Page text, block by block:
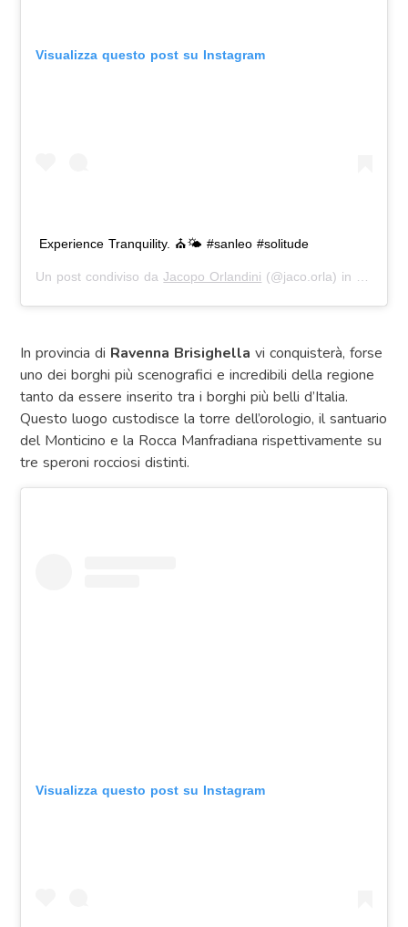
Visualizza questo post su Instagram
Experience Tranquility. ⛪🌤 #sanleo #solitude
Un post condiviso daJacopo Orlandini (@jaco.orla) in data:
In provincia di Ravenna Brisighella vi conquisterà, forse
uno dei borghi più scenografici e incredibili della regione
tanto da essere inserito tra i borghi più belli d’Italia.
Questo luogo custodisce la torre dell’orologio, il santuario
del Monticino e la Rocca Manfradiana rispettivamente su
tre speroni rocciosi distinti.
Visualizza questo post su Instagram